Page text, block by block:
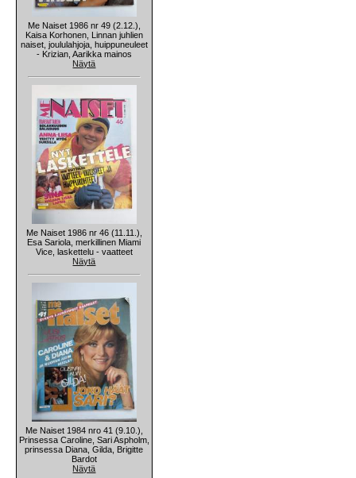
Me Naiset 1986 nr 49 (2.12.),
Kaisa Korhonen, Linnan juhlien
naiset, joululahjoja, huippuneuleet
- Krizian, Aarikka mainos
Näytä
Me Naiset 1986 nr 46 (11.11.),
Esa Sariola, merkillinen Miami
Vice, laskettelu - vaatteet
Näytä
Me Naiset 1984 nro 41 (9.10.),
Prinsessa Caroline, Sari Aspholm,
prinsessa Diana, Gilda, Brigitte
Bardot
Näytä